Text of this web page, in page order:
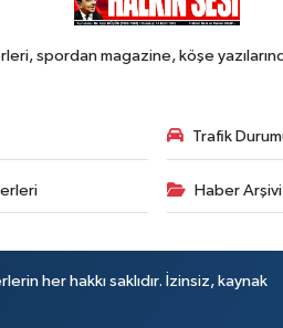
spordan magazine, köşe
Trafik
Haber Arşivi
her hakkı saklıdır. İzinsiz, kaynak